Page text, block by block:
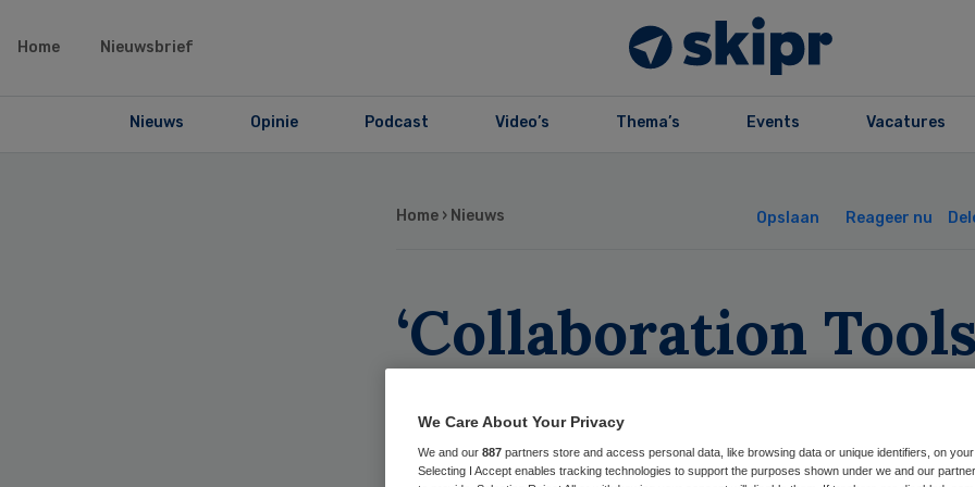
Home Nieuwsbrief
Nieuws Opinie Podcast Video’s Thema’s Events Vacatures
Home › Nieuws Opslaan Reageer nu
‘Collaboration
zijn effectiever te
gebruiken’
We Care About Your Privacy
We and our 887 partners store and access personal data, like browsing data or unique identifiers, on
Selecting I Accept enables tracking technologies to support the purposes shown under we and our